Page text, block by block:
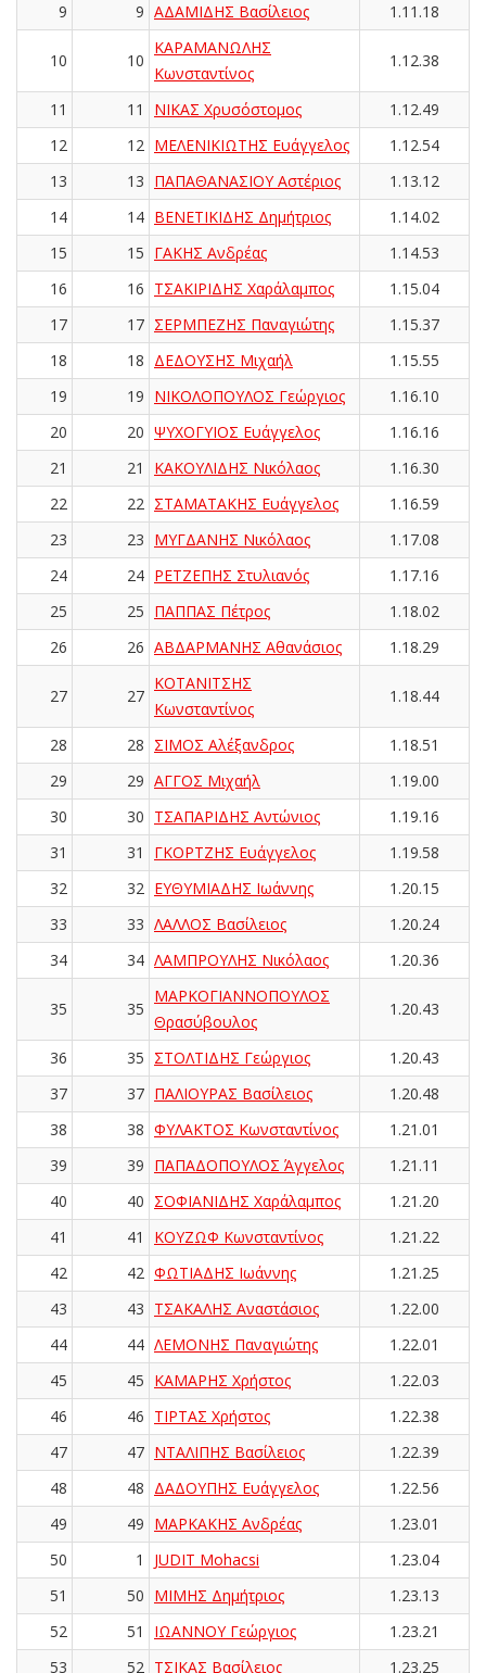
9
9 ΑΔΑΜΙΔΗΣ Βασίλειος 1.11.18
10 10
ΚΑΡΑΜΑΝΩΛΗΣ
Κωνσταντίνος
1.12.38
11 11 ΝΙΚΑΣ Χρυσόστομος
1.12.49
12
12 ΜΕΛΕΝΙΚΙΩΤΗΣ Ευάγγελος
1.12.54
13
13 ΠΑΠΑΘΑΝΑΣΙΟΥ Αστέριος
1.13.12
14
14 ΒΕΝΕΤΙΚΙΔΗΣ Δημήτριος
1.14.02
15
15 ΓΑΚΗΣ Ανδρέας
1.14.53
16
16 ΤΣΑΚΙΡΙΔΗΣ Χαράλαμπος
1.15.04
17
17 ΣΕΡΜΠΕΖΗΣ Παναγιώτης
1.15.37
18
18 ΔΕΔΟΥΣΗΣ Μιχαήλ
1.15.55
19
19 ΝΙΚΟΛΟΠΟΥΛΟΣ Γεώργιος
1.16.10
20
20 ΨΥΧΟΓΥΙΟΣ Ευάγγελος
1.16.16
21
21 ΚΑΚΟΥΛΙΔΗΣ Νικόλαος
1.16.30
22
22 ΣΤΑΜΑΤΑΚΗΣ Ευάγγελος
1.16.59
23
23 ΜΥΓΔΑΝΗΣ Νικόλαος
1.17.08
24
24 ΡΕΤΖΕΠΗΣ Στυλιανός
1.17.16
25
25 ΠΑΠΠΑΣ Πέτρος
1.18.02
26
26 ΑΒΔΑΡΜΑΝΗΣ Αθανάσιος 1.18.29
27 27
ΚΟΤΑΝΙΤΣΗΣ
Κωνσταντίνος
1.18.44
28 28 ΣΙΜΟΣ Αλέξανδρος
1.18.51
29
29 ΑΓΓΟΣ Μιχαήλ
1.19.00
30
30 ΤΣΑΠΑΡΙΔΗΣ Αντώνιος
1.19.16
31
31 ΓΚΟΡΤΖΗΣ Ευάγγελος
1.19.58
32
32 ΕΥΘΥΜΙΑΔΗΣ Ιωάννης
1.20.15
33
33 ΛΑΛΛΟΣ Βασίλειος
1.20.24
34
34 ΛΑΜΠΡΟΥΛΗΣ Νικόλαος 1.20.36
35 35
ΜΑΡΚΟΓΙΑΝΝΟΠΟΥΛΟΣ
Θρασύβουλος
1.20.43
36 35 ΣΤΟΛΤΙΔΗΣ Γεώργιος
1.20.43
37
37 ΠΑΛΙΟΥΡΑΣ Βασίλειος
1.20.48
38
38 ΦΥΛΑΚΤΟΣ Κωνσταντίνος
1.21.01
39
39 ΠΑΠΑΔΟΠΟΥΛΟΣ Άγγελος
1.21.11
40
40 ΣΟΦΙΑΝΙΔΗΣ Χαράλαμπος
1.21.20
41
41 ΚΟΥΖΩΦ Κωνσταντίνος
1.21.22
42
42 ΦΩΤΙΑΔΗΣ Ιωάννης
1.21.25
43
43 ΤΣΑΚΑΛΗΣ Αναστάσιος
1.22.00
44
44 ΛΕΜΟΝΗΣ Παναγιώτης
1.22.01
45
45 ΚΑΜΑΡΗΣ Χρήστος
1.22.03
46
46 ΤΙΡΤΑΣ Χρήστος
1.22.38
47
47 ΝΤΑΛΙΠΗΣ Βασίλειος
1.22.39
48
48 ΔΑΔΟΥΠΗΣ Ευάγγελος
1.22.56
49
49 ΜΑΡΚΑΚΗΣ Ανδρέας
1.23.01
50
1 JUDIT Mohacsi
1.23.04
51
50 ΜΙΜΗΣ Δημήτριος
1.23.13
52
51 ΙΩΑΝΝΟΥ Γεώργιος
1.23.21
53
52 ΤΣΙΚΑΣ Βασίλειος 1.23.25